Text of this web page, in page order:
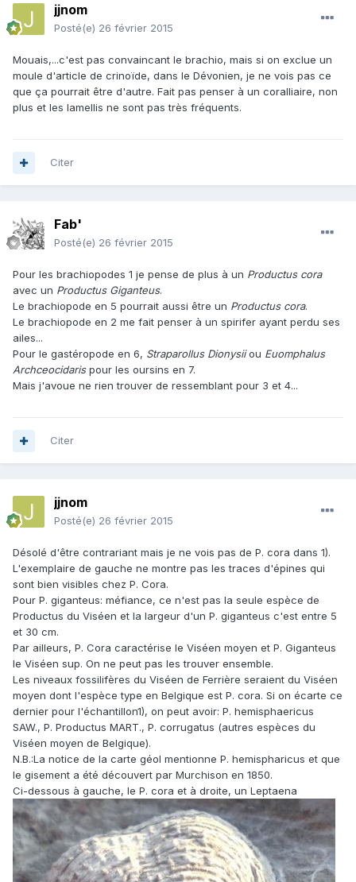
jjnom
Posté(e) 26 février 2015
Mouais,...c'est pas convaincant le brachio, mais si on exclue un
moule d'article de crinoïde, dans le Dévonien, je ne vois pas ce
que ça pourrait être d'autre. Fait pas penser à un coralliaire, non
plus et les lamellis ne sont pas très fréquents.
Citer
Fab'
Posté(e) 26 février 2015
Pour les brachiopodes 1 je pense de plus à un Productus cora
avec un Productus Giganteus.
Le brachiopode en 5 pourrait aussi être un Productus cora.
Le brachiopode en 2 me fait penser à un spirifer ayant perdu ses
ailes...
Pour le gastéropode en 6, Straparollus Dionysiiou Euomphalus
Archceocidarispour les oursins en 7.
Mais j'avoue ne rien trouver de ressemblant pour 3 et 4...
Citer
jjnom
Posté(e) 26 février 2015
Désolé d'être contrariant mais je ne vois pas de P. cora dans 1).
L'exemplaire de gauche ne montre pas les traces d'épines qui
sont bien visibles chez P. Cora.
Pour P. giganteus: méfiance, ce n'est pas la seule espèce de
Productus du Viséen et la largeur d'un P. giganteus c'est entre 5
et 30 cm.
Par ailleurs, P. Cora caractérise le Viséen moyen et P. Giganteus
le Viséen sup. On ne peut pas les trouver ensemble.
Les niveaux fossilifères du Viséen de Ferrière seraient du Viséen
moyen dont l'espèce type en Belgique est P. cora. Si on écarte ce
dernier pour l'échantillon1), on peut avoir: P. hemisphaericus
SAW., P. Productus MART., P. corrugatus (autres espèces du
Viséen moyen de Belgique).
N.B.:La notice de la carte géol mentionne P. hemispharicus et que
le gisement a été découvert par Murchison en 1850.
Ci-dessous à gauche, le P. cora et à droite, un Leptaena